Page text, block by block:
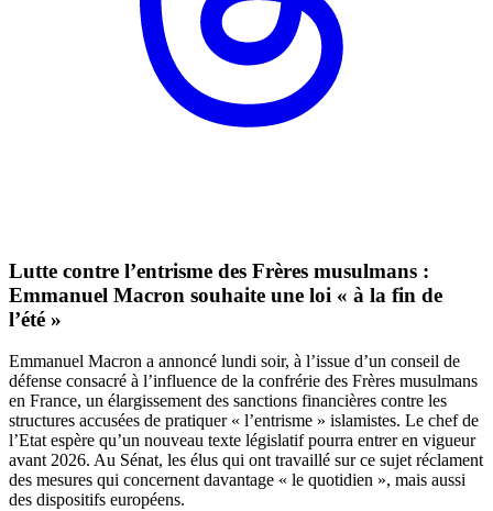
Lutte contre l’entrisme des Frères musulmans :
Emmanuel Macron souhaite une loi « à la fin de
l’été »
Emmanuel Macron a annoncé lundi soir, à l’issue d’un conseil de
défense consacré à l’influence de la confrérie des Frères musulmans
en France, un élargissement des sanctions financières contre les
structures accusées de pratiquer « l’entrisme » islamistes. Le chef de
l’Etat espère qu’un nouveau texte législatif pourra entrer en vigueur
avant 2026. Au Sénat, les élus qui ont travaillé sur ce sujet réclament
des mesures qui concernent davantage « le quotidien », mais aussi
des dispositifs européens.